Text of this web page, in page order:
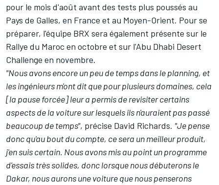
pour le mois d'août avant des tests plus poussés au
Pays de Galles, en France et au Moyen-Orient. Pour se
préparer, l'équipe BRX sera également présente sur le
Rallye du Maroc en octobre et sur l'Abu Dhabi Desert
Challenge en novembre.
"Nous avons encore un peu de temps dans le planning, et
les ingénieurs m'ont dit que pour plusieurs domaines, cela
[la pause forcée] leur a permis de revisiter certains
aspects de la voiture sur lesquels ils n'auraient pas passé
beaucoup de temps", précise David Richards. "Je pense
donc qu'au bout du compte, ce sera un meilleur produit,
j'en suis certain. Nous avons mis au point un programme
d'essais très solides, donc lorsque nous débuterons le
Dakar, nous aurons une voiture que nous penserons